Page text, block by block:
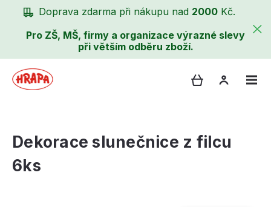
Doprava zdarma při nákupu nad 2000 Kč.
Pro ZŠ, MŠ, firmy a organizace výrazné slevy
při větším odběru zboží.
Dekorace slunečnice z filcu
6ks